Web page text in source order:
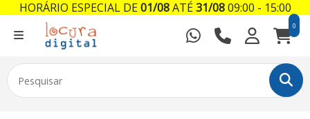
0
HORÁRIO ESPECIAL DE01/08ATÉ31/0809:00 - 15:00